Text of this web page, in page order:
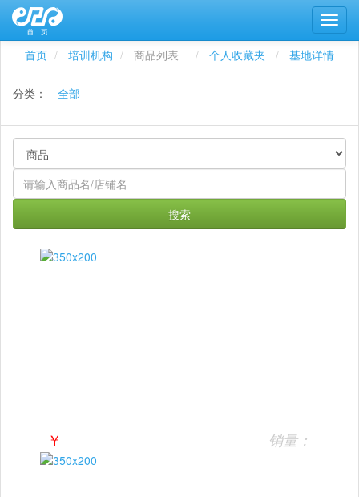
首页 培训机构 商品列表 基地详情
个人收藏夹
分类： 全部
搜索
￥ 销量：